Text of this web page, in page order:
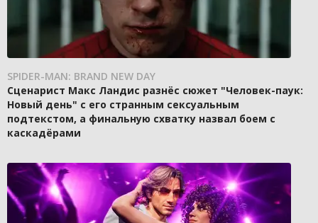
SPIDER-MAN: BRAND NEW DAY
Сценарист Макс Ландис разнёс сюжет "Человек-паук:
Новый день" с его странным сексуальным
подтекстом, а финальную схватку назвал боем с
каскадёрами